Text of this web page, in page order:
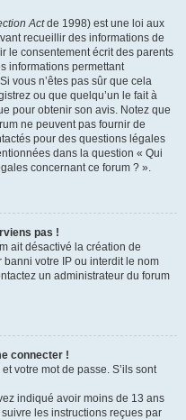
Actde 1998) est une loi aux
recueillir des informations de
le consentement écrit des parents
informations permettant
vous n’êtes pas sûr que cela
ou que quelqu’un le fait à
pour obtenir son avis. Notez que
ne peuvent pas fournir de
pour des questions légales
dans la question « Qui
concernant ce forum ? ».
pas !
ait désactivé la création de
votre IP ou interdit le nom
un administrateur du forum
connecter !
votre mot de passe. S’ils sont
indiqué avoir moins de 13 ans
les instructions reçues par